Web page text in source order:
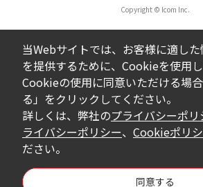
ダウンロードした取扱説明書お
べての掲載物の変更は一切行
い。お客様による内容の変更
の欠陥が生じたとしても、弊社
証をいたしません。また、内
果、万一お客様に損害が生じ
社及び販売店等は一切の責任
掲載の取扱説明書等は、製品発
になっております。内容におい
Copyright © Icom Inc.
当Webサイトでは、お客様に適し
を提供するために、Cookieを使用し
Cookieの使用に同意いただける場
る」をクリックしてください。
詳しくは、弊社のプライバシーポリ
ライバシーポリシー、 Cookieポリ
ださい。
同意する